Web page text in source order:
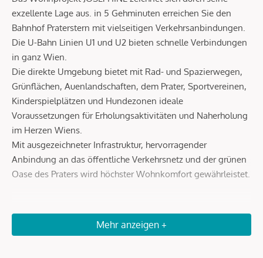
exzellente Lage aus. in 5 Gehminuten erreichen Sie den
Bahnhof Praterstern mit vielseitigen Verkehrsanbindungen.
Die U-Bahn Linien U1 und U2 bieten schnelle Verbindungen
in ganz Wien.
Die direkte Umgebung bietet mit Rad- und Spazierwegen,
Grünflächen, Auenlandschaften, dem Prater, Sportvereinen,
Kinderspielplätzen und Hundezonen ideale
Voraussetzungen für Erholungsaktivitäten und Naherholung
im Herzen Wiens.
Mit ausgezeichneter Infrastruktur, hervorragender
Anbindung an das öffentliche Verkehrsnetz und der grünen
Oase des Praters wird höchster Wohnkomfort gewährleistet.
Beschreibung *Mehr anzeigen +